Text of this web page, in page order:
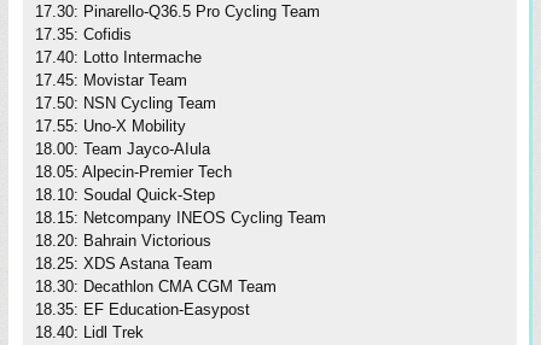
17.30: Pinarello-Q36.5 Pro Cycling Team
17.35: Cofidis
17.40: Lotto Intermache
17.45: Movistar Team
17.50: NSN Cycling Team
17.55: Uno-X Mobility
18.00: Team Jayco-AIula
18.05: Alpecin-Premier Tech
18.10: Soudal Quick-Step
18.15: Netcompany INEOS Cycling Team
18.20: Bahrain Victorious
18.25: XDS Astana Team
18.30: Decathlon CMA CGM Team
18.35: EF Education-Easypost
18.40: Lidl Trek